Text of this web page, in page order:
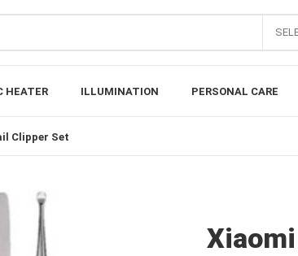
HEATER ILLUMINATION PERSONAL CARE
Clipper Set